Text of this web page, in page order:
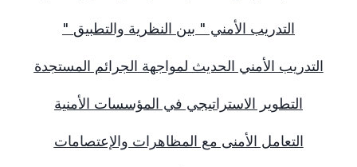
التدريب الأمني " بين النظرية والتطبيق"
التدريب الأمني الحديث لمواجهة الجرائم المستجدة
التطوير الاستراتيجي في المؤسسات الأمنية
التعامل الأمنى مع المظاهرات والإعتصامات